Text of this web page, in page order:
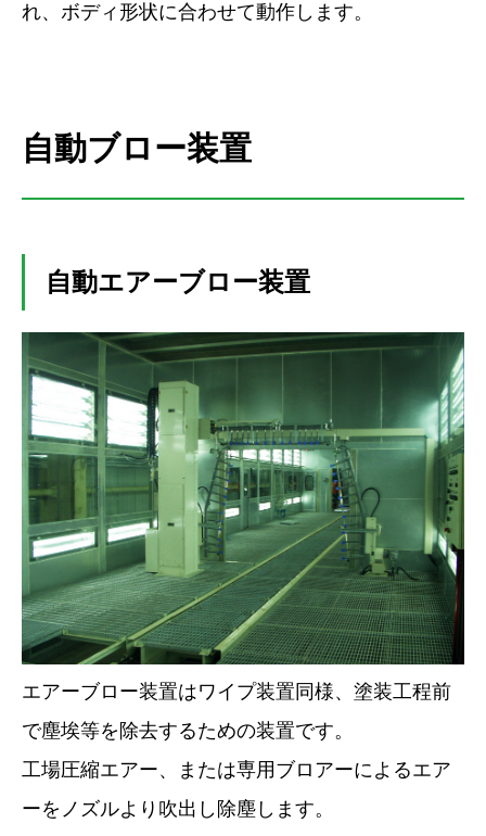
れ、ボディ形状に合わせて動作します。
自動ブロー装置
自動エアーブロー装置
エアーブロー装置はワイプ装置同様、塗装工程前
で塵埃等を除去するための装置です。
工場圧縮エアー、または専用ブロアーによるエア
ーをノズルより吹出し除塵します。